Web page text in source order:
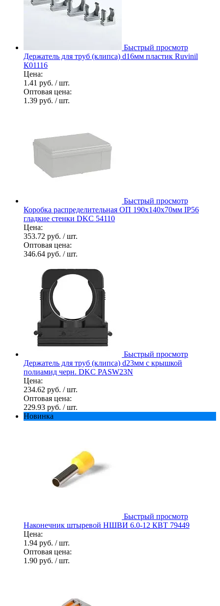
Быстрый просмотр
Держатель для труб (клипса) d16мм пластик Ruvinil
К01116
Цена:
1.41 руб. / шт.
Оптовая цена:
1.39 руб. / шт.
Быстрый просмотр
Коробка распределительная ОП 190х140х70мм IP56
гладкие стенки DKC 54110
Цена:
353.72 руб. / шт.
Оптовая цена:
346.64 руб. / шт.
Быстрый просмотр
Держатель для труб (клипса) d23мм с крышкой
полиамид черн. DKC PASW23N
Цена:
234.62 руб. / шт.
Оптовая цена:
229.93 руб. / шт.
Новинка
Быстрый просмотр
Наконечник штыревой НШВИ 6.0-12 КВТ 79449
Цена:
1.94 руб. / шт.
Оптовая цена:
1.90 руб. / шт.